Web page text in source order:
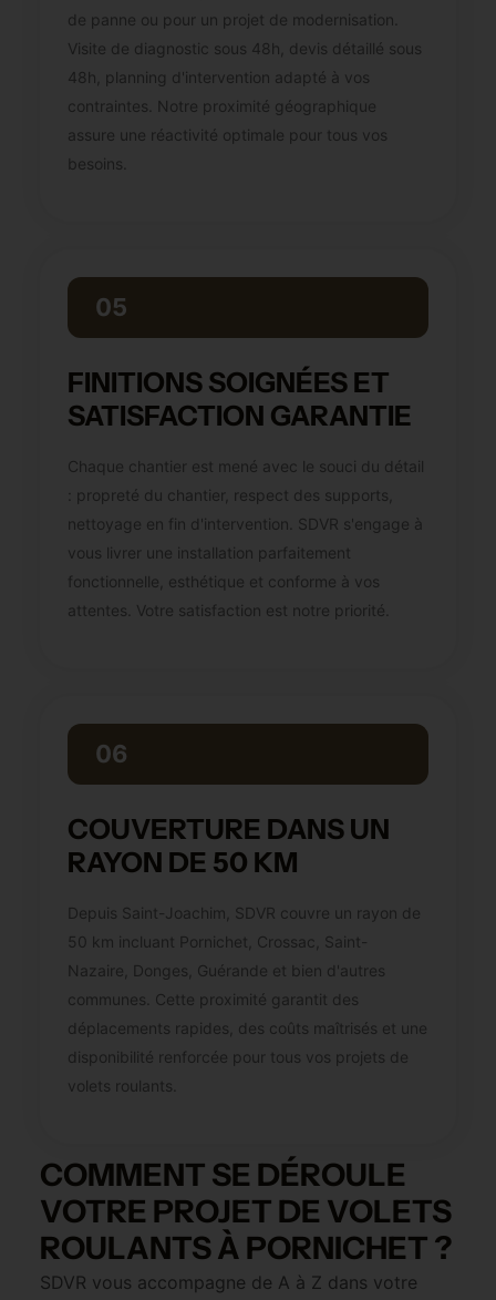
de panne ou pour un projet de modernisation.
Visite de diagnostic sous 48h, devis détaillé sous
48h, planning d'intervention adapté à vos
contraintes. Notre proximité géographique
assure une réactivité optimale pour tous vos
besoins.
05
FINITIONS SOIGNÉES ET
SATISFACTION GARANTIE
Chaque chantier est mené avec le souci du détail
: propreté du chantier, respect des supports,
nettoyage en fin d'intervention. SDVR s'engage à
vous livrer une installation parfaitement
fonctionnelle, esthétique et conforme à vos
attentes. Votre satisfaction est notre priorité.
06
COUVERTURE DANS UN
RAYON DE 50 KM
Depuis Saint-Joachim, SDVR couvre un rayon de
50 km incluant Pornichet, Crossac, Saint-
Nazaire, Donges, Guérande et bien d'autres
communes. Cette proximité garantit des
déplacements rapides, des coûts maîtrisés et une
disponibilité renforcée pour tous vos projets de
volets roulants.
COMMENT SE DÉROULE
VOTRE PROJET DE VOLETS
ROULANTS À PORNICHET ?
SDVR vous accompagne de A à Z dans votre